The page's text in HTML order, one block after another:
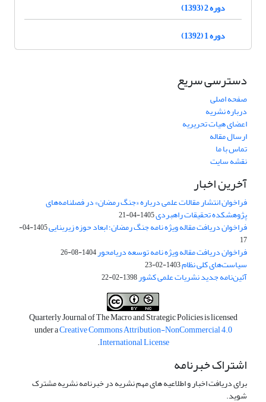
دوره 2 (1393)
دوره 1 (1392)
دسترسی سریع
صفحه اصلی
درباره نشریه
اعضای هیات تحریریه
ارسال مقاله
تماس با ما
نقشه سایت
آخرین اخبار
فراخوان انتشار مقالات علمی درباره «جنگ رمضان» در فصلنامه‌های
پژوهشکده تحقیقات راهبردی1405-04-21
فراخوان دریافت مقاله ویژه نامه جنگ رمضان؛ ابعاد حوزه زیربنایی
1405-04-
17
فراخوان دریافت مقاله ویژه نامه توسعه دریامحور1404-08-26
سیاست‌های کلی نظام1403-02-23
آئین‌نامه جدید نشریات علمی کشور1398-02-22
Quarterly Journal of The Macro and Strategic Policies is licensed
under aCreative Commons Attribution-NonCommercial 4.0
International License
.
اشتراک خبرنامه
برای دریافت اخبار و اطلاعیه های مهم نشریه در خبرنامه نشریه مشترک
شوید.